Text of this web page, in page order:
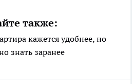
также:
кажется удобнее, но
знать заранее